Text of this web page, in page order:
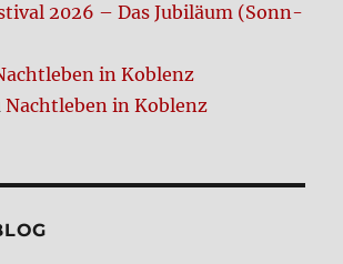
2026 – Das Jubi­lä­um (Sonn­
in Koblenz
Nacht­le­ben in Koblenz